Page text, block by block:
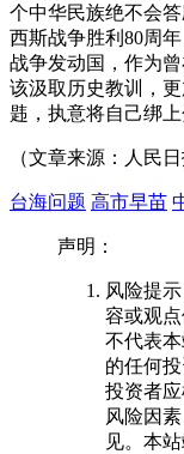
个中华民族绝不会
西斯战争胜利80周
战争发动国，作为
该汲取历史教训，
韪，执意将自己绑
（文章来源：人民日
台海问题 高市早苗
声明：
风险提
容或观
不代表
的任何
投资者
风险因
见。本